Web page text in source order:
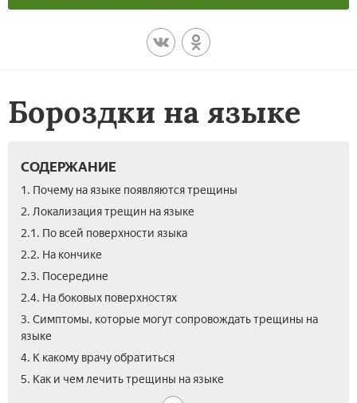
Бороздки на языке
СОДЕРЖАНИЕ
1. Почему на языке появляются трещины
2. Локализация трещин на языке
2.1. По всей поверхности языка
2.2. На кончике
2.3. Посередине
2.4. На боковых поверхностях
3. Симптомы, которые могут сопровождать трещины на
языке
4. К какому врачу обратиться
5. Как и чем лечить трещины на языке